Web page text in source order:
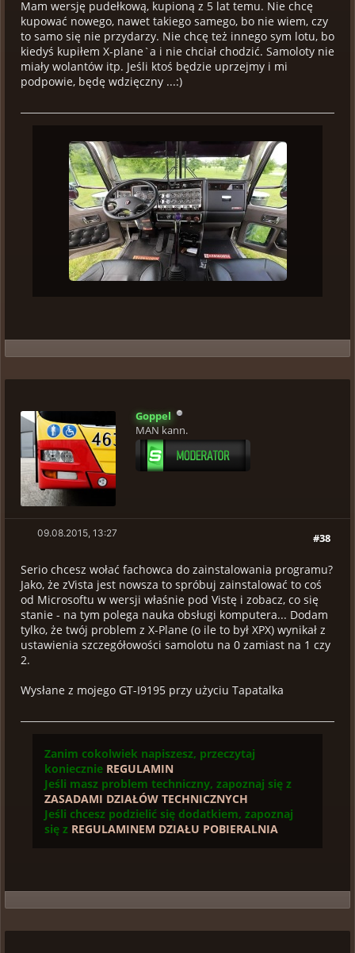
Mam wersję pudełkową, kupioną z 5 lat temu. Nie chcę
kupować nowego, nawet takiego samego, bo nie wiem, czy
to samo się nie przydarzy. Nie chcę też innego sym lotu, bo
kiedyś kupiłem X-plane`a i nie chciał chodzić. Samoloty nie
miały wolantów itp. Jeśli ktoś będzie uprzejmy i mi
podpowie, będę wdzięczny ...:)
Goppel
MAN kann.
#38
09.08.2015, 13:27
Serio chcesz wołać fachowca do zainstalowania programu?
Jako, że zVista jest nowsza to spróbuj zainstalować to coś
od Microsoftu w wersji właśnie pod Vistę i zobacz, co się
stanie - na tym polega nauka obsługi komputera... Dodam
tylko, że twój problem z X-Plane (o ile to był XPX) wynikał z
ustawienia szczegółowości samolotu na 0 zamiast na 1 czy
2.
Wysłane z mojego GT-I9195 przy użyciu Tapatalka
Zanim cokolwiek napiszesz, przeczytaj
koniecznie REGULAMIN
Jeśli masz problem techniczny, zapoznaj się z
ZASADAMI DZIAŁÓW TECHNICZNYCH
Jeśli chcesz podzielić się dodatkiem, zapoznaj
się z REGULAMINEM DZIAŁU POBIERALNIA